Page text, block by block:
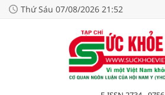
Thứ Sáu 07/08/2026 21:52